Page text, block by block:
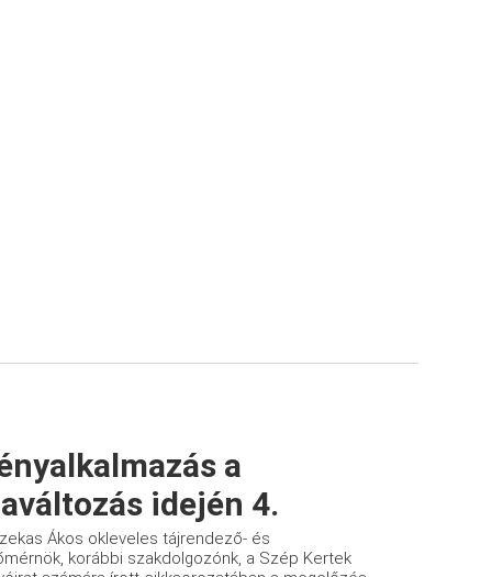
a
idején 4.
Ákos okleveles tájrendező- és
korábbi szakdolgozónk, a Szép Kertek